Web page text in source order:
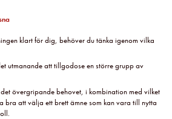
klart för dig, behöver du tänka igenom vilka
utmanande att tillgodose en större grupp av
övergripande behovet, i kombination med vilket
bra att välja ett brett ämne som kan vara till nytta